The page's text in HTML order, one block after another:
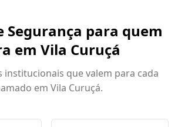
Segurança para quem
em Vila Curuçá
institucionais que valem para cada
em Vila Curuçá.